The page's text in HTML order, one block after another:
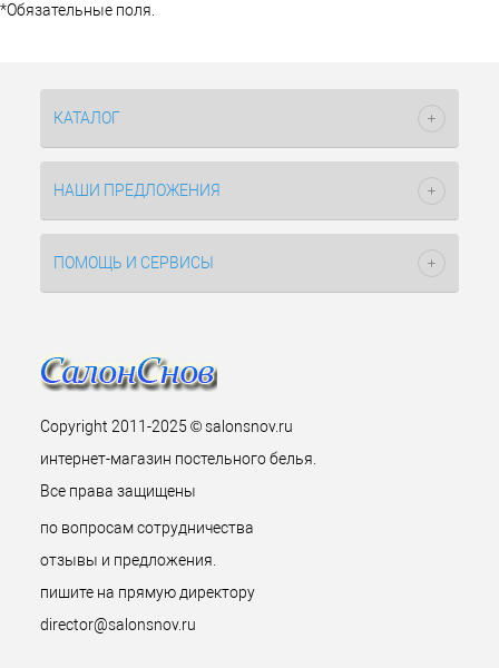
*Обязательные поля.
КАТАЛОГ
НАШИ ПРЕДЛОЖЕНИЯ
ПОМОЩЬ И СЕРВИСЫ
Copyright 2011-2025 © salonsnov.ru
интернет-магазин постельного белья.
Все права защищены
по вопросам сотрудничества
отзывы и предложения.
пишите на прямую директору
director@salonsnov.ru